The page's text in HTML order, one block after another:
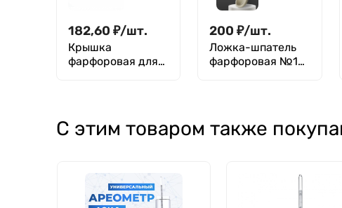
182,60 ₽/шт.
Крышка
фарфоровая для
200 ₽/шт.
Ложка-шпатель
фарфоровая №1
С этим товаром также